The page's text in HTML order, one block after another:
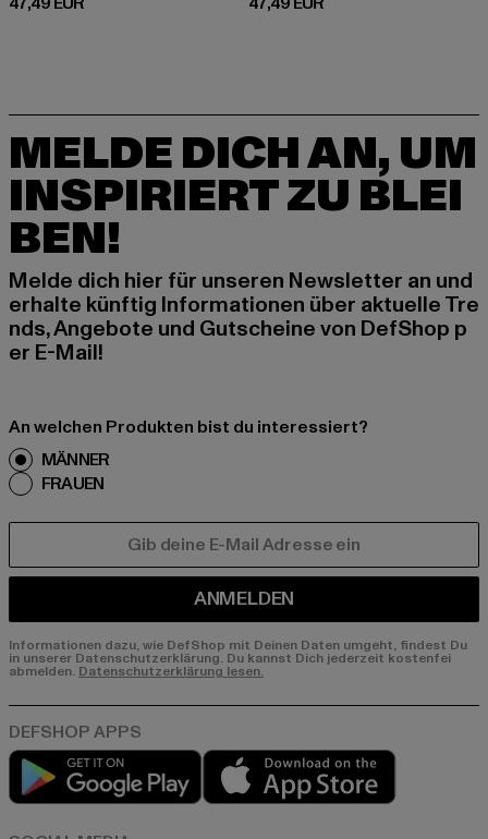
MELDE DICH AN, UM
INSPIRIERT ZU BLEI
BEN!
Melde dich hier für unseren Newsletter an und
erhalte künftig Informationen über aktuelle Tre
nds, Angebote und Gutscheine von DefShop p
er E-Mail!
An welchen Produkten bist du interessiert?
MÄNNER
FRAUEN
ANMELDEN
Informationen dazu, wie DefShop mit Deinen Daten umgeht, findest Du
in unserer Datenschutzerklärung. Du kannst Dich jederzeit kostenfei
abmelden. Datenschutzerklärung lesen.
Play market